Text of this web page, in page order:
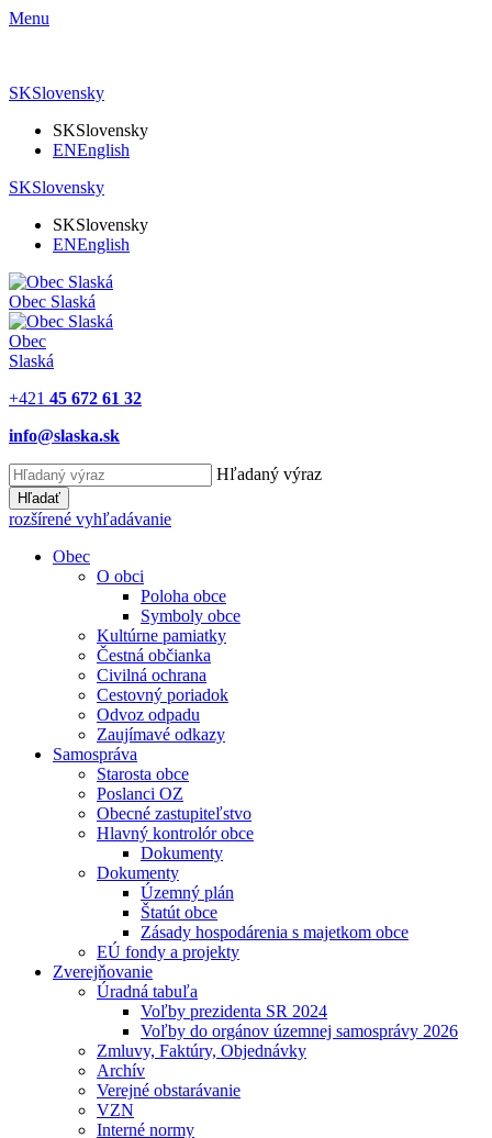
Menu
SKSlovensky
SKSlovensky
ENEnglish
SKSlovensky
SKSlovensky
ENEnglish
Obec Slaská
Obec
Slaská
+421 45 672 61 32
info@slaska.sk
Hľadaný výraz
Hľadať
rozšírené vyhľadávanie
Obec
O obci
Poloha obce
Symboly obce
Kultúrne pamiatky
Čestná občianka
Civilná ochrana
Cestovný poriadok
Odvoz odpadu
Zaujímavé odkazy
Samospráva
Starosta obce
Poslanci OZ
Obecné zastupiteľstvo
Hlavný kontrolór obce
Dokumenty
Dokumenty
Územný plán
Štatút obce
Zásady hospodárenia s majetkom obce
EÚ fondy a projekty
Zverejňovanie
Úradná tabuľa
Voľby prezidenta SR 2024
Voľby do orgánov územnej samosprávy 2026
Zmluvy, Faktúry, Objednávky
Archív
Verejné obstarávanie
VZN
Interné normy